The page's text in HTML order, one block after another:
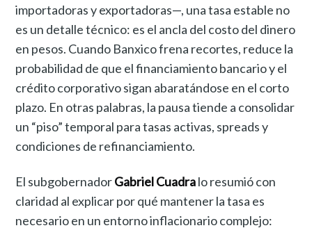
importadoras y exportadoras—, una tasa estable no
es un detalle técnico: es el ancla del costo del dinero
en pesos. Cuando Banxico frena recortes, reduce la
probabilidad de que el financiamiento bancario y el
crédito corporativo sigan abaratándose en el corto
plazo. En otras palabras, la pausa tiende a consolidar
un “piso” temporal para tasas activas, spreads y
condiciones de refinanciamiento.
El subgobernadorGabriel Cuadralo resumió con
claridad al explicar por qué mantener la tasa es
necesario en un entorno inflacionario complejo: